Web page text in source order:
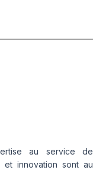
au service de
et innovation sont au